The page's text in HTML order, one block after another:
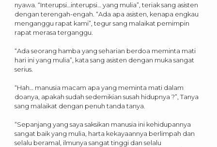
nyawa. “Interupsi…interupsi… yang mulia”, teriak sang asisten
dengan terengah-engah. “Ada apa asisten, kenapa engkau
menganggu rapat kami”, tegur sang malaikat pemimpin
rapat merasa terganggu.
“Ada seorang hamba yang seharian berdoa meminta mati
hari ini yang mulia”, kata sang asisten dengan muka sangat
serius.
“Hah… manusia macam apa yang meminta mati dalam
doanya, apakah sudah sedemikian susah hidupnya ?”, Tanya
sang malaikat dengan penuh tanda tanya.
“Sepanjang yang saya saksikan manusia ini kehidupannya
sangat baik yang mulia, harta kekayaannya berlimpah dan
selalu beramal, ilmunya sangat tinggi dan selalu